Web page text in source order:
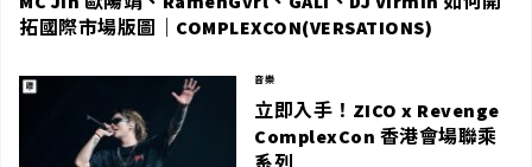
拓國際市場版圖｜COMPLEXCON(VERSATIONS)
音樂
立即入手！ZICO x Revenge
ComplexCon 香港會場聯乘
系列